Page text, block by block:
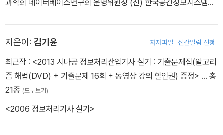
과학회 데이터베이스연구회 운영위원장 (전) 한국공간정보시스템학
통신원장 (전) 건국대학교 정보통신대학원 정보시스템감리학과 교수
지은이: 김기윤 저자파일 신간알림 신청
최근작 : <2013 시나공 정보처리산업기사 실기 : 기출문제집(알고리
즘 해법(DVD) + 기출문제 16회 + 동영상 강의 할인권) 증정> … 총
21종 (모두보기)
<2006 정보처리기사 실기>